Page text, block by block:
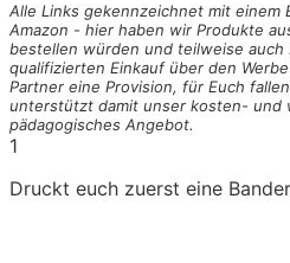
Alle Links gekennzeichnet mit einem
Amazon - hier haben wir Produkte
bestellen würden und teilweise auch
qualifizierten Einkauf über den
Partner eine Provision, für Euch
unterstützt damit unser kosten- und
pädagogisches Angebot.
1
Druckt euch zuerst eine